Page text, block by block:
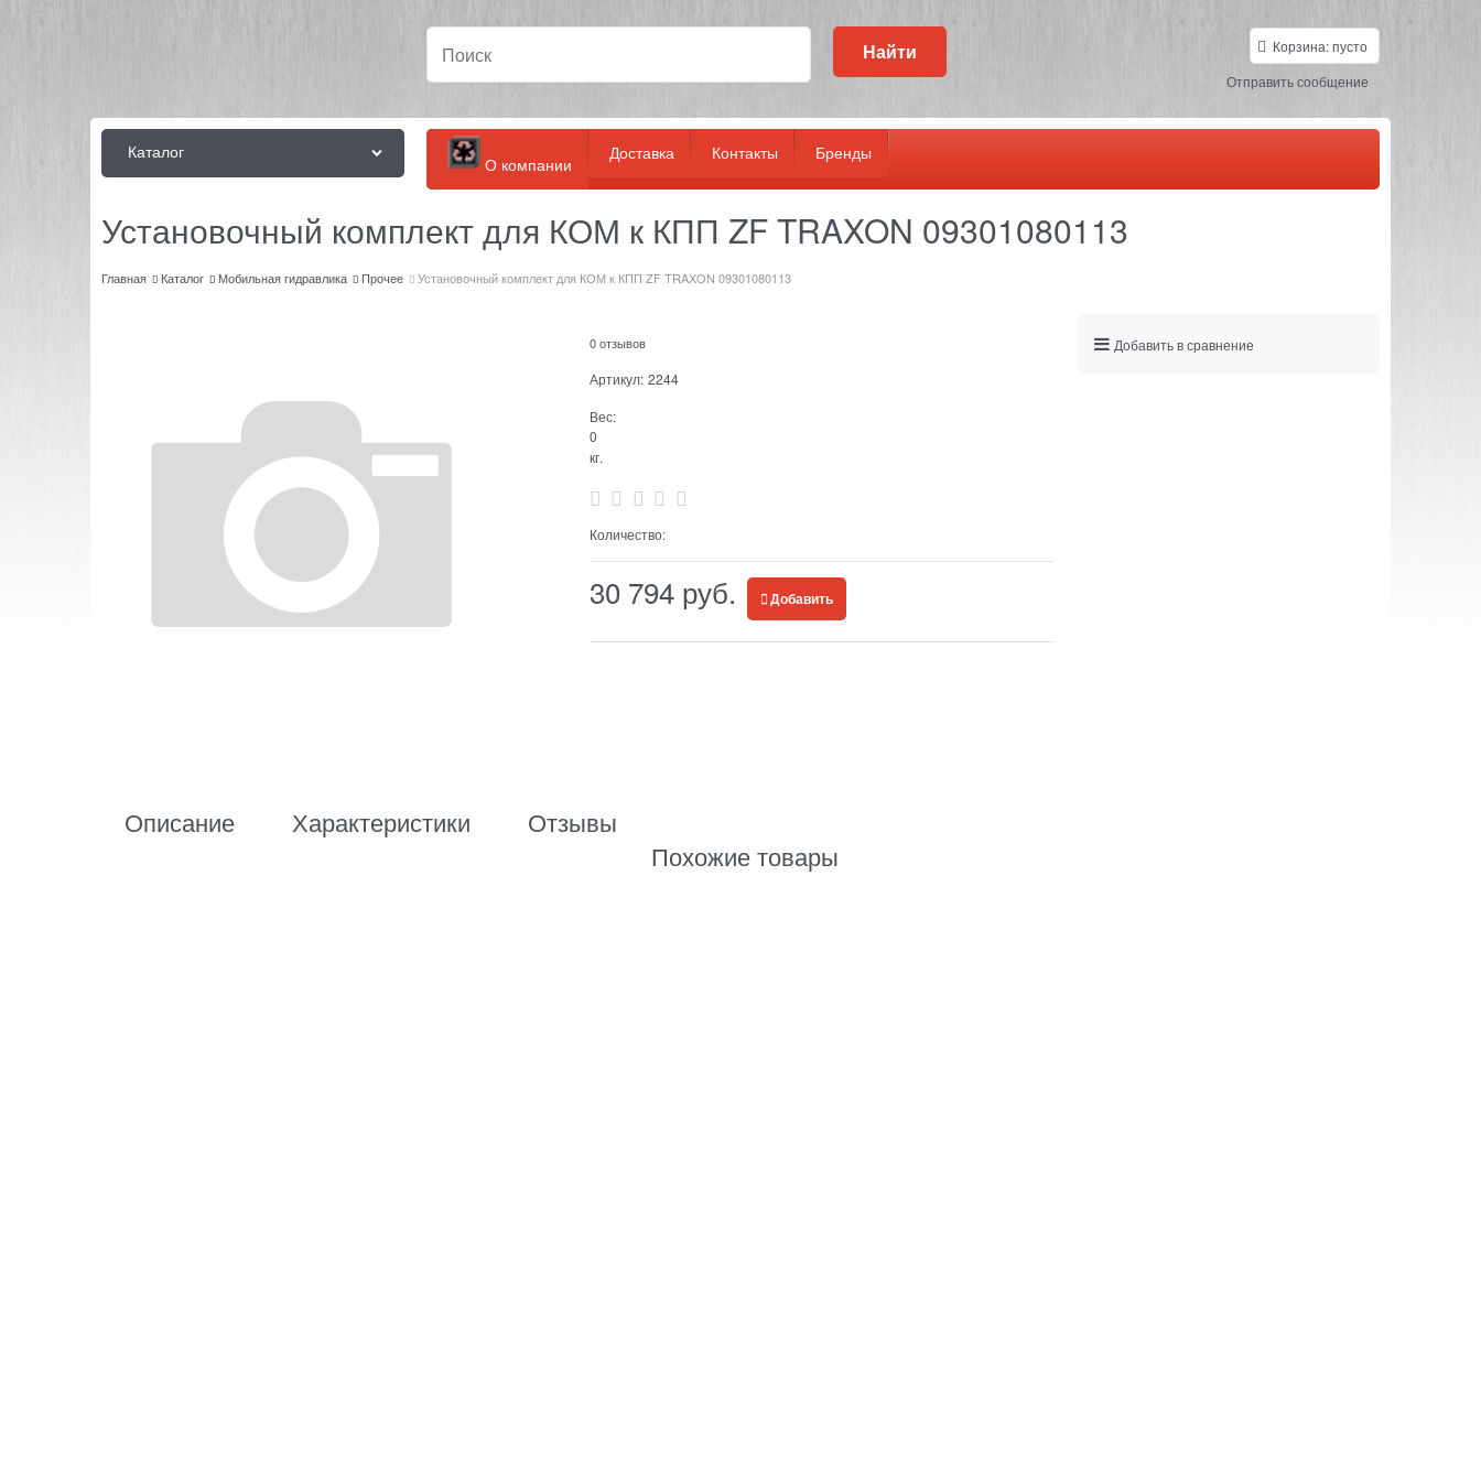
Найти Корзина:пусто
Отправить сообщение
Каталог
О компании
Доставка Контакты Бренды
Установочный комплект для КОМ к КПП ZF TRAXON 09301080113
Главная Каталог Мобильная гидравлика Прочее Установочный комплект для КОМ к КПП ZF TRAXON 09301080113
0 отзывов
Артикул: 2244
Вес:
0
кг.
Количество:
30 794 руб. Добавить
Описание Характеристики
Отзывы
Похожие товары
Добавить в сравнение